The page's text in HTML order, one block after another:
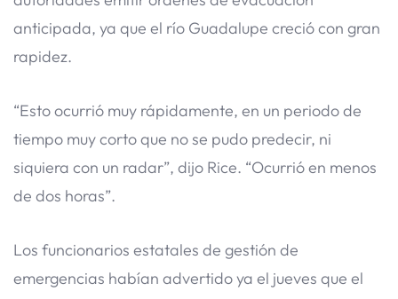
anticipada, ya que el río Guadalupe creció con gran
rapidez.
“Esto ocurrió muy rápidamente, en un periodo de
tiempo muy corto que no se pudo predecir, ni
siquiera con un radar”, dijo Rice. “Ocurrió en menos
de dos horas”.
Los funcionarios estatales de gestión de
emergencias habían advertido ya el jueves que el